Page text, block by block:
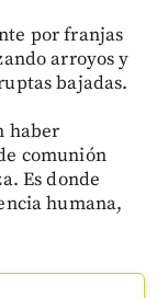
por franjas
arroyos y
bajadas.
haber
comunión
Es donde
humana,